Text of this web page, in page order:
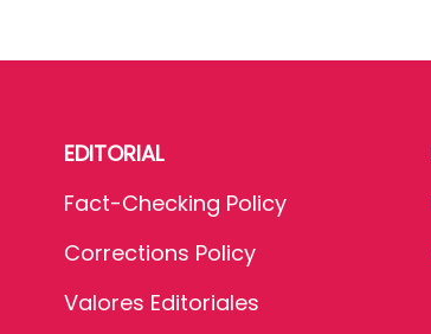
EDITORIAL
Fact-Checking Policy
Corrections Policy
Valores Editoriales